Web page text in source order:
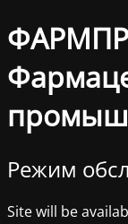
Режим
Site will be